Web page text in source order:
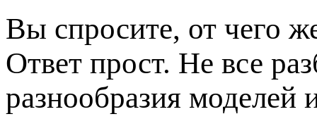
Вы спросите, от чего
Ответ прост. Не все
разнообразия моделей